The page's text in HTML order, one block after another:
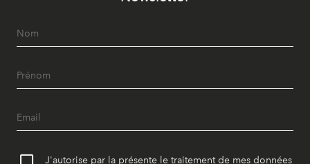
J'autorise par la présente le traitement de mes données